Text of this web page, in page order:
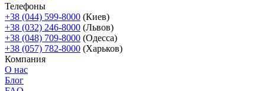
Телефоны
+38 (044) 599-8000 (Киев)
+38 (032) 246-8000 (Львов)
+38 (048) 709-8000 (Одесcа)
+38 (057) 782-8000 (Харьков)
Компания
О нас
Блог